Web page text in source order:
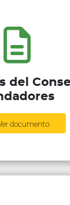
del
documento